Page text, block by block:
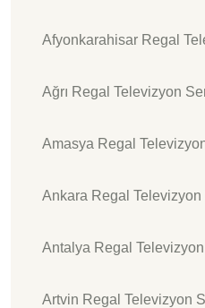
Afyonkarahisar Regal
Ağrı Regal Televizyon
Amasya Regal
Ankara Regal Televizyon
Antalya Regal
Artvin Regal Televizyon